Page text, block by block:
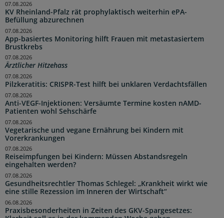
KV Rheinland-Pfalz rät prophylaktisch weiterhin ePA-
Befüllung abzurechnen
07.08.2026
App-basiertes Monitoring hilft Frauen mit metastasiertem
Brustkrebs
07.08.2026
Ärztlicher Hitzehass
07.08.2026
Pilzkeratitis: CRISPR-Test hilft bei unklaren Verdachtsfällen
07.08.2026
Anti-VEGF-Injektionen: Versäumte Termine kosten nAMD-
Patienten wohl Sehschärfe
07.08.2026
Vegetarische und vegane Ernährung bei Kindern mit
Vorerkrankungen
07.08.2026
Reiseimpfungen bei Kindern: Müssen Abstandsregeln
eingehalten werden?
07.08.2026
Gesundheitsrechtler Thomas Schlegel: „Krankheit wirkt wie
eine stille Rezession im Inneren der Wirtschaft“
07.08.2026
Praxisbesonderheiten in Zeiten des GKV-Spargesetzes:
06.08.2026